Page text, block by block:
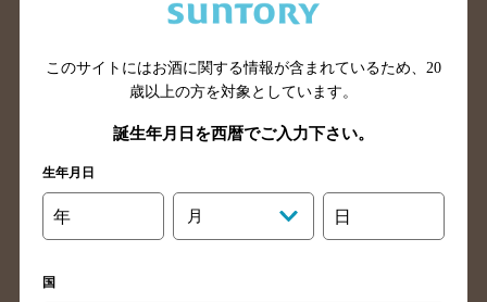
滋賀県のバー検索
和歌山県のバー検索
山口県のバー検索
鳥取県のバー検索
香川県のバー検索
愛媛県のバー検索
高知県のバー検索
長崎県のバー検索
佐賀県のバー検索
大分県のバー検索
熊本県のバー検索
このサイトにはお酒に関する情報が含まれているため、 20
歳以上の方を対象としています。
誕生年月日を西暦でご入力下さい。
生年月日
年 月 日
国